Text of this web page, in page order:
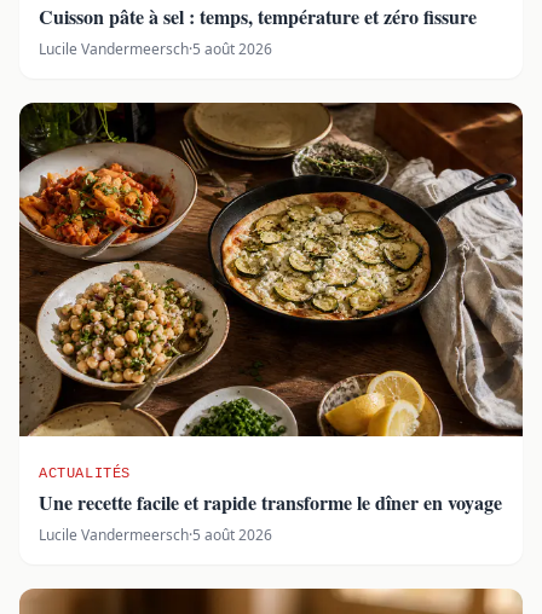
Cuisson pâte à sel : temps, température et zéro fissure
Lucile Vandermeersch·5 août 2026
ACTUALITÉS
Une recette facile et rapide transforme le dîner en voyage
Lucile Vandermeersch·5 août 2026